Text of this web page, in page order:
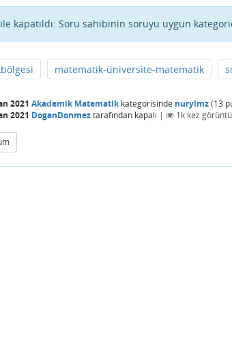
kapatıldı: Soru sahibinin soruyu uygun
matematik-üniversite-matematik
2021 Akademik Matematikkategorisinde nurylmz(13
2021 DoganDonmeztarafından kapalı | 1k kez